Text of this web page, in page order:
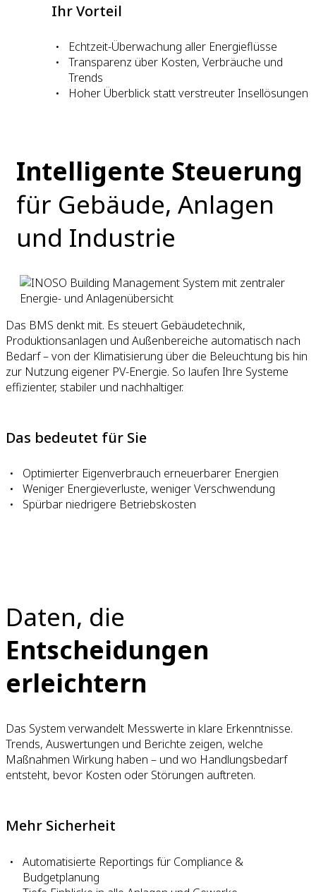
Ihr Vorteil
Echtzeit-Überwachung aller Energieflüsse
Transparenz über Kosten, Verbräuche und
Trends
Hoher Überblick statt verstreuter Insellösungen
Intelligente Steuerung
für Gebäude, Anlagen
und Industrie
Das BMS denkt mit. Es steuert Gebäudetechnik,
Produktionsanlagen und Außenbereiche automatisch nach
Bedarf – von der Klimatisierung über die Beleuchtung bis hin
zur Nutzung eigener PV-Energie. So laufen Ihre Systeme
effizienter, stabiler und nachhaltiger.
Das bedeutet für Sie
Optimierter Eigenverbrauch erneuerbarer Energien
Weniger Energieverluste, weniger Verschwendung
Spürbar niedrigere Betriebskosten
Daten, die
Entscheidungen
erleichtern
Das System verwandelt Messwerte in klare Erkenntnisse.
Trends, Auswertungen und Berichte zeigen, welche
Maßnahmen Wirkung haben – und wo Handlungsbedarf
entsteht, bevor Kosten oder Störungen auftreten.
Mehr Sicherheit
Automatisierte Reportings für Compliance &
Budgetplanung